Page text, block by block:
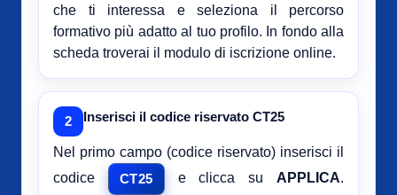
che ti interessa e seleziona il percorso
formativo più adatto al tuo profilo. In fondo alla
scheda troverai il modulo di iscrizione online.
2 Inserisci il codice riservato CT25
Nel primo campo (codice riservato) inserisci il
codice
CT25 e clicca suAPPLICA.